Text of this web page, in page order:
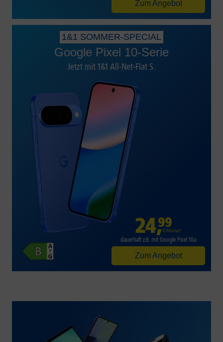
Zum Angebot
1&1 SOMMER-SPECIAL
Google Pixel 10-Serie
Jetzt mit 1&1 All-Net-Flat S.
24,99
€/Monat*
dauerhaft z.B. mit Google Pixel 10a
Zum Angebot